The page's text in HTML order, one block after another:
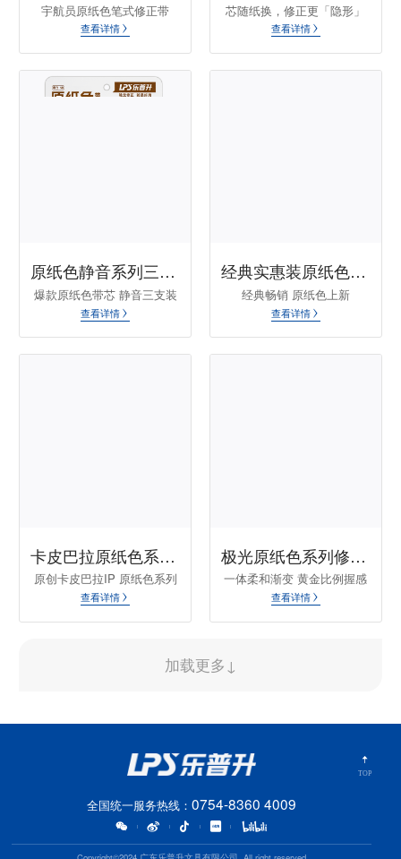
宇航员原纸色笔式修正带
查看详情
芯随纸换，修正更「隐形」
查看详情
原纸色静音系列三支装T-985
爆款原纸色带芯 静音三支装
查看详情
经典实惠装原纸色修正带NO.9017B
经典畅销 原纸色上新
查看详情
卡皮巴拉原纸色系列修正带T93610-93613NB
原创卡皮巴拉IP 原纸色系列
查看详情
极光原纸色系列修正带T-9299-NB
一体柔和渐变 黄金比例握感
查看详情
加载更多↓
全国统一服务热线： 0754-8360 4009
| | | |
TOP